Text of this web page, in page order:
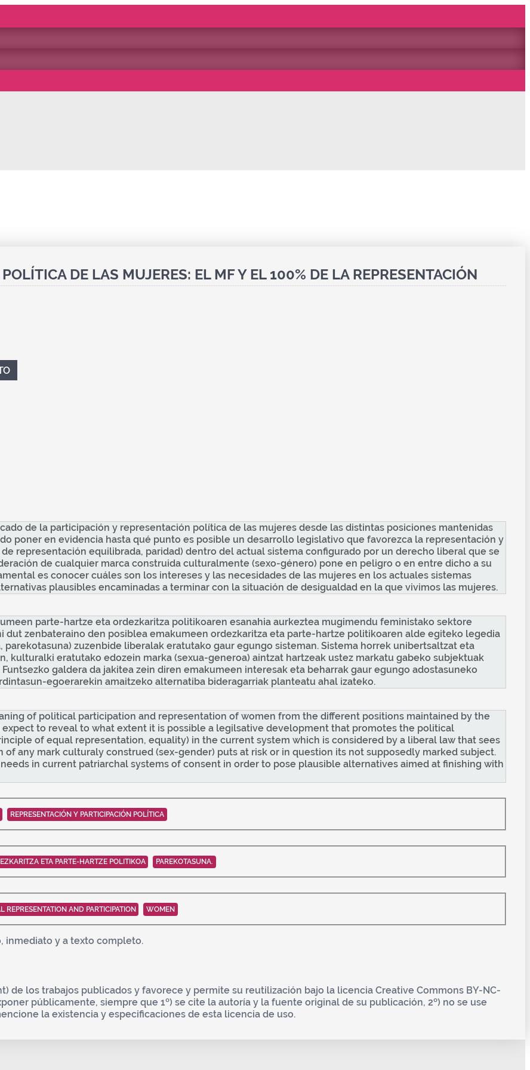
DE LAS MUJERES: EL MF Y EL 100% DE LA REPRESENTACIÓN
de la participación y representación política de las mujeres desde las distintas posiciones mantenidas
poner en evidencia hasta qué punto es posible un desarrollo legislativo que favorezca la representación y
representación equilibrada, paridad) dentro del actual sistema configurado por un derecho liberal que se
de cualquier marca construida culturalmente (sexo-género) pone en peligro o en entre dicho a su
es conocer cuáles son los intereses y las necesidades de las mujeres en los actuales sistemas
plausibles encaminadas a terminar con la situación de desigualdad en la que vivimos las mujeres.
parte-hartze eta ordezkaritza politikoaren esanahia aurkeztea mugimendu feministako sektore
dut zenbateraino den posiblea emakumeen ordezkaritza eta parte-hartze politikoaren alde egiteko legedia
zuzenbide liberalak eratutako gaur egungo sisteman. Sistema horrek unibertsaltzat eta
kulturalki eratutako edozein marka (sexua-generoa) aintzat hartzeak ustez markatu gabeko subjektuak
galdera da jakitea zein diren emakumeen interesak eta beharrak gaur egungo adostasuneko
egoerarekin amaitzeko alternatiba bideragarriak planteatu ahal izateko.
of political participation and representation of women from the different positions maintained by the
to reveal to what extent it is possible a legilsative development that promotes the political
of equal representation, equality) in the current system which is considered by a liberal law that sees
any mark culturaly construed (sex-gender) puts at risk or in question its not supposedly marked subject.
in current patriarchal systems of consent in order to pose plausible alternatives aimed at finishing with
REPRESENTACIÓN Y PARTICIPACIÓN POLÍTICA
ETA PARTE-HARTZE POLITIKOA PAREKOTASUNA.
REPRESENTATION AND PARTICIPATION WOMEN
inmediato y a texto completo.
de los trabajos publicados y favorece y permite su reutilización bajo la licencia Creative Commons BY-NC-
públicamente, siempre que 1º) se cite la autoría y la fuente original de su publicación, 2º) no se use
la existencia y especificaciones de esta licencia de uso.